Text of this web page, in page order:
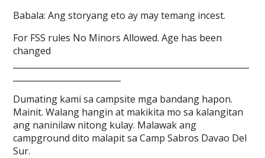
Babala: Ang storyang eto ay may temang incest.
For FSS rules No Minors Allowed. Age has been
changed
Dumating kami sa campsite mga bandang hapon.
Mainit. Walang hangin at makikita mo sa kalangitan
ang naninilaw nitong kulay. Malawak ang
campground dito malapit sa Camp Sabros Davao Del
Sur.